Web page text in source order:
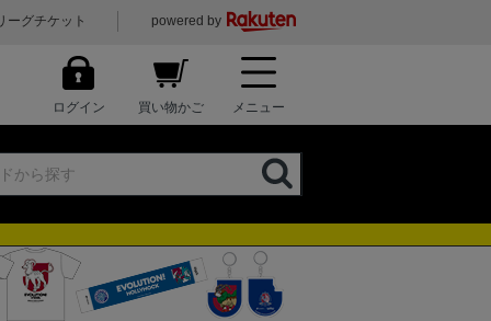
ーグチケット powered by
ログイン 買い物かご メニュー